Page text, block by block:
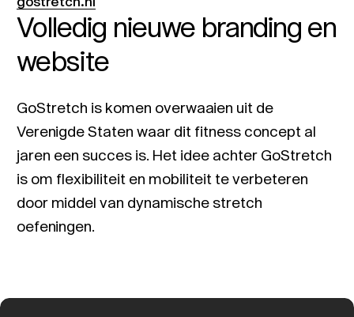
Volledig nieuwe branding en
website
GoStretch is komen overwaaien uit de
Verenigde Staten waar dit fitness concept al
jaren een succes is. Het idee achter GoStretch
is om flexibiliteit en mobiliteit te verbeteren
door middel van dynamische stretch
oefeningen.